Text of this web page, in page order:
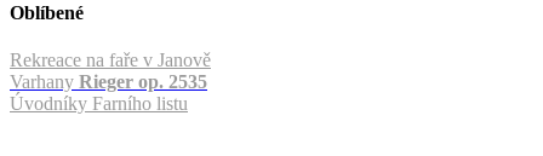
Oblíbené
Rekreace na faře v Janově
Varhany Rieger op. 2535
Úvodníky Farního listu